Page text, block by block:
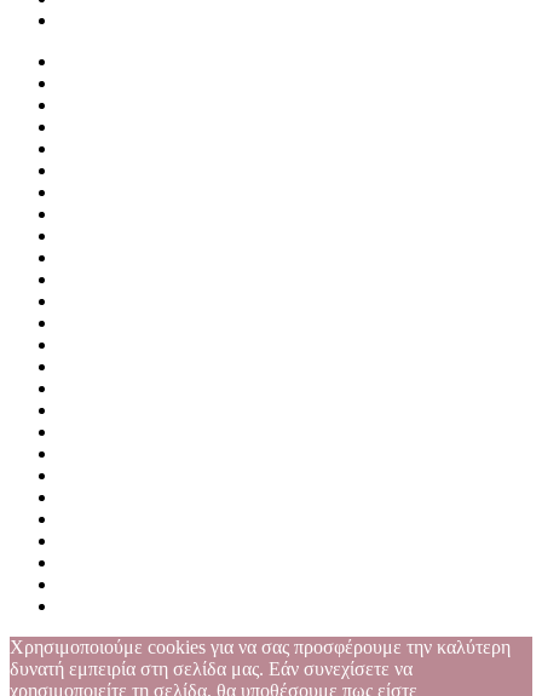
Χρησιμοποιούμε cookies για να σας προσφέρουμε την καλύτερη
δυνατή εμπειρία στη σελίδα μας. Εάν συνεχίσετε να
χρησιμοποιείτε τη σελίδα, θα υποθέσουμε πως είστε